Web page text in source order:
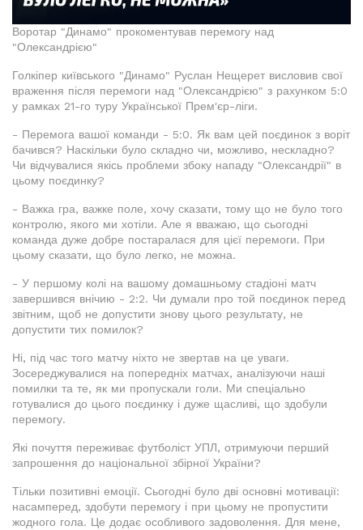
Воротар "Динамо" прокоментував перемогу над
"Олександрією"
Голкіпер київського "Динамо" Руслан Нещерет висловив свої
враження після перемоги над "Олександрією" з рахунком 5:0
у рамках 21-го туру Української Прем'єр-ліги.
- Перемога вашої команди - 5:0. Як вам цей поєдинок з воріт
бачився? Наскільки було складно чи, можливо, нескладно?
Чи відчувалися якісь проблеми збоку нападу "Олександрії" в
цьому поєдинку?
- Важка гра, важке поле, хочу сказати, тому що не було того
контролю, якого ми хотіли. Але я вважаю, що сьогодні
команда дуже добре постаралася для цієї перемоги. При
цьому сказати, що було легко, не можна.
- У першому колі на вашому домашньому стадіоні матч
завершився внічию - 2:2. Чи думали про той поєдинок перед
звітним, щоб не допустити знову цього результату, не
допустити тих помилок?
Ні, під час того матчу ніхто не звертав на це уваги.
Зосереджувалися на попередніх матчах, аналізуючи наші
помилки та те, як ми пропускали голи. Ми спеціально
готувалися до цього поєдинку і дуже щасливі, що здобули
перемогу.
Які почуття переживає футболіст УПЛ, отримуючи перший
запрошення до національної збірної України?
Тільки позитивні емоції. Сьогодні було дві основні мотивації:
насамперед, здобути перемогу і при цьому не пропустити
жодного гола. Це додає особливого задоволення. Для мене,